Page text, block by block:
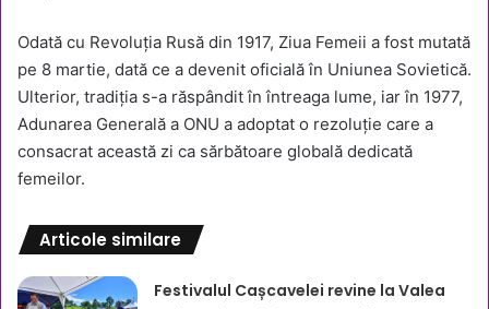
Odată cu Revoluția Rusă din 1917, Ziua Femeii a fost mutată
pe 8 martie, dată ce a devenit oficială în Uniunea Sovietică.
Ulterior, tradiția s-a răspândit în întreaga lume, iar în 1977,
Adunarea Generală a ONU a adoptat o rezoluție care a
consacrat această zi ca sărbătoare globală dedicată
femeilor.
Articole similare
Festivalul Cașcavelei revine la Valea